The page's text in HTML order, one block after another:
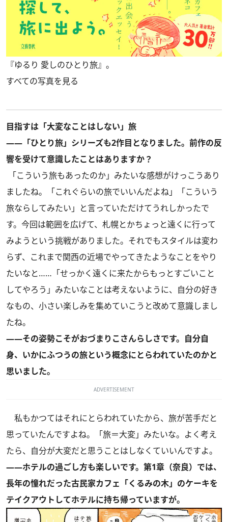
『ゆるり 愛しのひとり旅』。
すべての写真を見る
目指すは「大変なことはしない」旅
――「ひとり旅」シリーズも2作目となりました。前作の反
響を受けて意識したことはありますか？
「こういう旅もあったのか」みたいな感想がけっこうあり
ましたね。「これぐらいの旅でいいんだよね」「こういう
旅ならしてみたい」と言っていただけてうれしかったで
す。今回は範囲を広げて、札幌とかちょっと遠くに行って
みようという挑戦がありました。それでもスタイルは変わ
らず、これまで関西の近場でやってきたようなことをやり
たいなと……「せっかく遠くに来たからもっとすごいこと
してやろう」みたいなことは考えないように、自分の好き
なもの、小さい楽しみを集めていこうと改めて意識しまし
たね。
――その姿勢こそがおづまりこさんらしさです。自分自
身、いかにふつうの旅という概念にとらわれていたのかと
思いました。
ADVERTISEMENT
私もかつてはそれにとらわれていたから、旅が苦手だと
思っていたんですよね。「旅＝大変」みたいな。よく考え
たら、自分が大変だと思うことはしなくていいんですよ。
――ホテルの過ごし方も楽しいです。第1章（奈良）では、
長年の憧れだった古民家カフェ「くるみの木」のケーキを
テイクアウトしてホテルに持ち帰っていますが。